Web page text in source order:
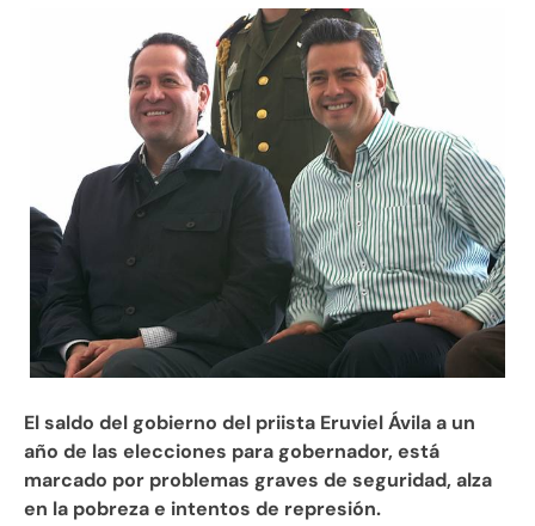
El saldo del gobierno del priista Eruviel Ávila a un
año de las elecciones para gobernador, está
marcado por problemas graves de seguridad, alza
en la pobreza e intentos de represión.